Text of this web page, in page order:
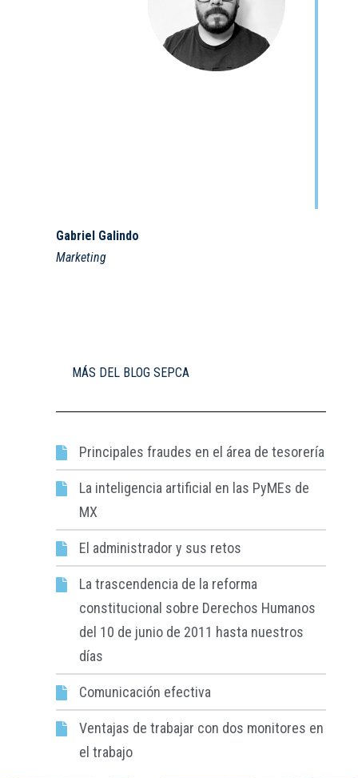
Gabriel Galindo
Marketing
MÁS DEL BLOG SEPCA
Principales fraudes en el área de tesorería​
La inteligencia artificial en las PyMEs de
MX
El administrador y sus retos
La trascendencia de la reforma
constitucional sobre Derechos Humanos
del 10 de junio de 2011 hasta nuestros
días
Comunicación efectiva
Ventajas de trabajar con dos monitores en
el trabajo